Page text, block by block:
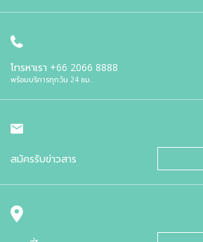
โทรหาเรา +66 2066 8888
พร้อมบริการทุกวัน 24 ชม.
สมัครรับข่าวสาร